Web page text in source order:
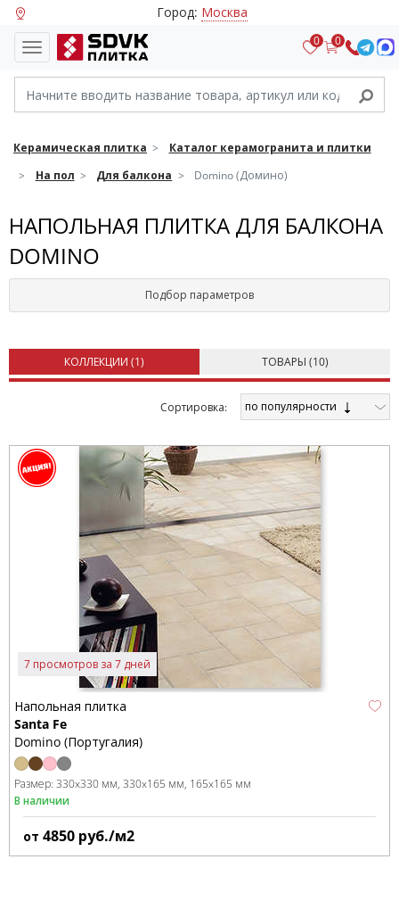
Город: Москва
0 0
Керамическая плитка
Каталог керамогранита и плитки
На пол
Для балкона Domino (Домино)
НАПОЛЬНАЯ ПЛИТКА ДЛЯ БАЛКОНА
DOMINO
Подбор параметров
КОЛЛЕКЦИИ (1) ТОВАРЫ (10)
Cортировка: по популярности
7 просмотров за 7 дней
Напольная плитка
Santa Fe
Domino (Португалия)
Размер: 330x330 мм 330x165 мм 165x165 мм
В наличии
от 4850 руб./м2